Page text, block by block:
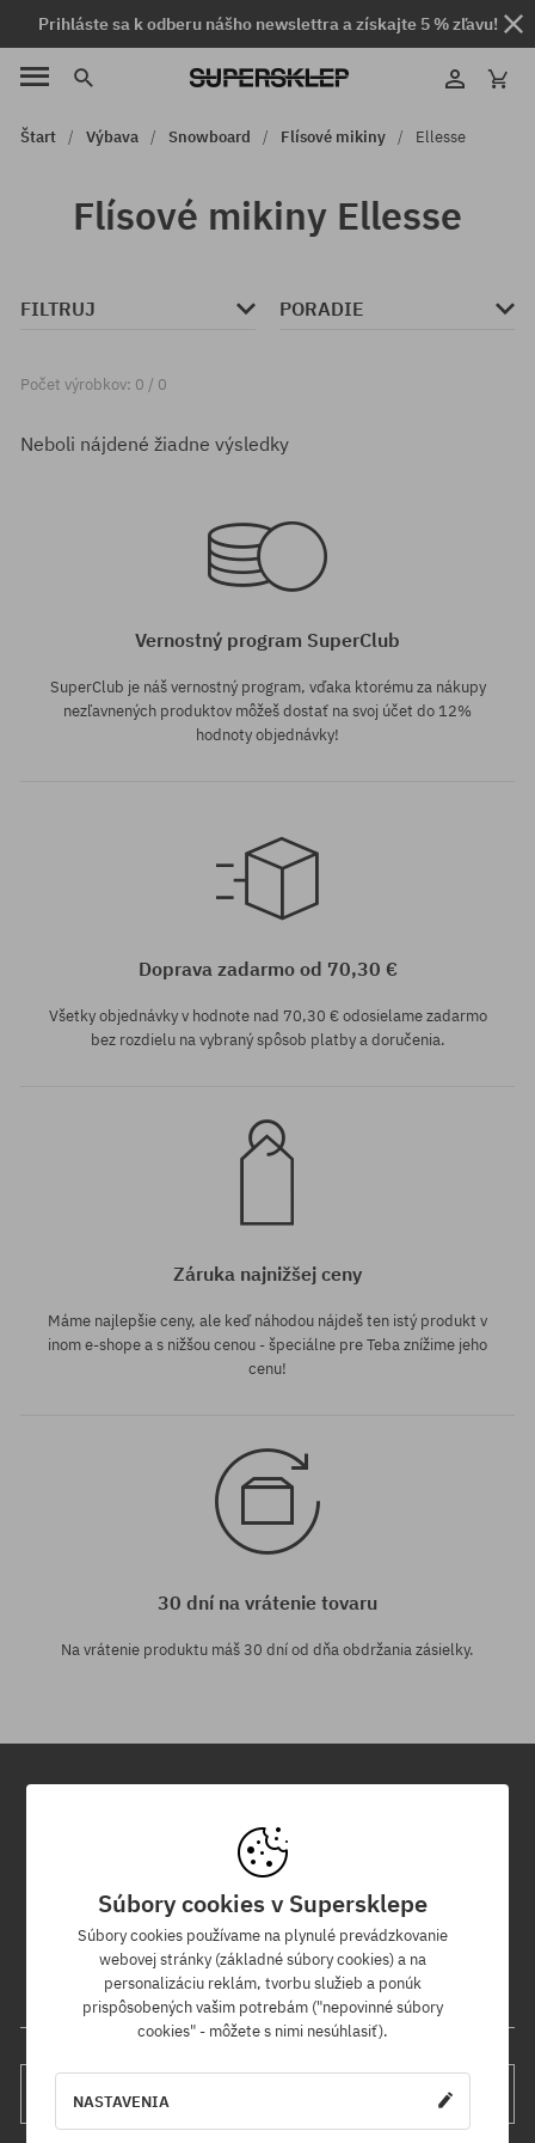
Prihláste sa k odberu nášho newslettra a získajte 5 % zľavu!
Štart Výbava Snowboard Flísové mikiny Ellesse
Flísové mikiny Ellesse
FILTRUJ PORADIE
Počet výrobkov: 0 / 0
Neboli nájdené žiadne výsledky
Vernostný program SuperClub
SuperClub je náš vernostný program, vďaka ktorému za nákupy
nezľavnených produktov môžeš dostať na svoj účet do 12%
hodnoty objednávky!
Doprava zadarmo od 70,30 €
Všetky objednávky v hodnote nad 70,30 € odosielame zadarmo
bez rozdielu na vybraný spôsob platby a doručenia.
Záruka najnižšej ceny
Máme najlepšie ceny, ale keď náhodou nájdeš ten istý produkt v
inom e-shope a s nižšou cenou - špeciálne pre Teba znížime jeho
cenu!
30 dní na vrátenie tovaru
Na vrátenie produktu máš 30 dní od dňa obdržania zásielky.
Newsletter
Prihláste sa na odber nášho newsletteru a ako prvý sa dozviete o
nových produktoch a propagačných akciách!
Navyše získaš zľavový kód -5 % na celú objednávku!
Tvoja e-mailová adresa
Súbory cookies v Supersklepe
Súbory cookies používame na plynulé prevádzkovanie
webovej stránky (základné súbory cookies) a na
personalizáciu reklám, tvorbu služieb a ponúk
prispôsobených vašim potrebám ("nepovinné súbory
cookies" - môžete s nimi nesúhlasiť).
NASTAVENIA